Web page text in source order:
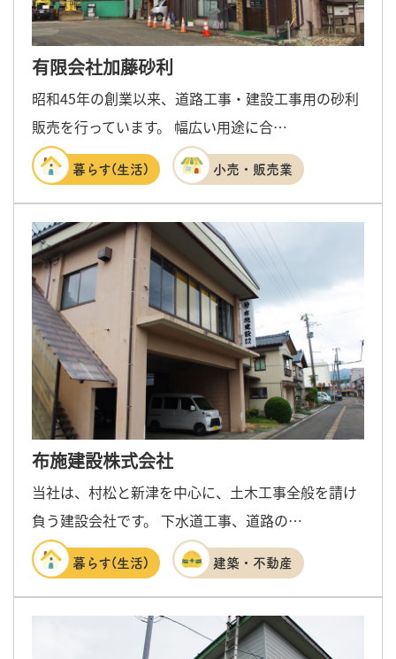
有限会社加藤砂利
昭和45年の創業以来、道路工事・建設工事用の砂利
販売を行っています。 幅広い用途に合…
暮らす(生活) 小売・販売業
布施建設株式会社
当社は、村松と新津を中心に、土木工事全般を請け
負う建設会社です。 下水道工事、道路の…
暮らす(生活) 建築・不動産